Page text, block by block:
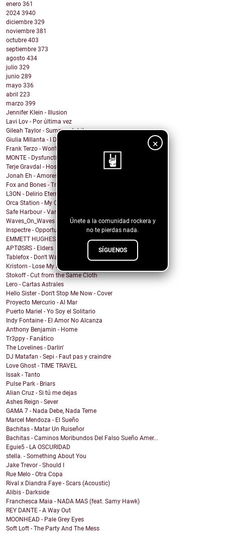
×
Únete a la comunidad rockera y
no te pierdas nada.
SÍGUENOS
enero 361
2024 3940
diciembre 329
noviembre 381
octubre 403
septiembre 373
agosto 434
julio 329
junio 289
mayo 336
abril 223
marzo 399
Jennifer Klein - Illusion
Lavi Lov - Por última vez
Gileah Taylor - Summer Jubilee
Giulia Millanta - I Dance My Way
Frank Terzo - Won't Dance Alone
MONTE - Dysfunctional Mess
Terje Gravdal - Hostage In My Home (feat. Frida H...
Jonah Eh - Amores de Fin de Semana
Fox and Bones - Tricks
L3ON - Delirio Eterno
Orca Station - My Compass
Safe Harbour - Vampire
Waves_On_Waves & Sonic Shades Of Blue & Castles Ma...
Inspectre - Opportunity
EMMETT HUGHES - What Will I Do
APTØSRS - Elders
Tablefox - Don't Wait For Me To Be What You Want M...
Kristorn - Lose My Mind
Stokoff - Cut from the Same Cloth
Lero - Cartas Astrales
Hello Sister - Don't Stop Me Now - Cover
Proyecto Mercurio - Al Mar
Puerto Mariel - Yo Soy el Solitario
Indy Fontaine - El Amor No Alcanza
Anthony Benjamin - Home
Tr3ppy - Fanático
The Lovelines - Darlin'
DJ Matafan - Sepi - Faut pas y craindre
Love Ghost - TIME TRAVEL
Issak - Tanto
Pulse Park - Briars
Alian Cruz - Si tú me dejas
Ashes Reign - Sever
GAMA 7 - Nada Debe, Nada Teme
Marcel Mendoza - El Sueño
Bachitas - Matar Un Ruiseñor
Bachitas - Caminos Moribundos Del Falso Sueño Amer...
Eguie5 - LA OSCURIDAD
stella. - Something About You
Jake Trevor - Should I
Rue Melo - Otra Copa
Rival x Diandra Faye - Scars (Acoustic)
Alibis - Darkside
Franchesca Maia - NADA MAS (feat. Samy Hawk)
REY DANTE - A Way Out
MOONHEAD - Pale Grey Eyes
Soft Loft - The Party And The Mess